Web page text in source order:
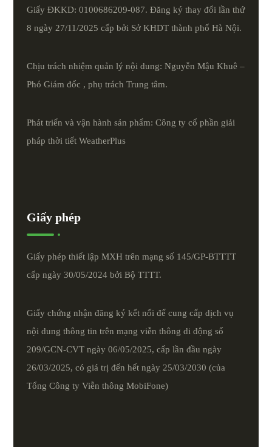
Giấy ĐKKD: 0100686209-087. Đăng ký thay đổi lần thứ
8 ngày 27/11/2025 cấp bởi Sở KHDT thành phố Hà Nội.
Chịu trách nhiệm quản lý nội dung: Nguyễn Mậu Khuê –
Phó Giám đốc , phụ trách Trung tâm.
Phát triển và vận hành sản phẩm: Công ty cổ phần giải
pháp thời tiếtWeatherPlus
Giấy phép
Giấy phép thiết lập MXH trên mạng số 145/GP-BTTTT
cấp ngày 30/05/2024 bởi Bộ TTTT.
Giấy chứng nhận đăng ký kết nối để cung cấp dịch vụ
nội dung thông tin trên mạng viễn thông di động số
209/GCN-CVT ngày 06/05/2025, cấp lần đầu ngày
26/03/2025, có giá trị đến hết ngày 25/03/2030 (của
Tổng Công ty Viễn thông MobiFone)